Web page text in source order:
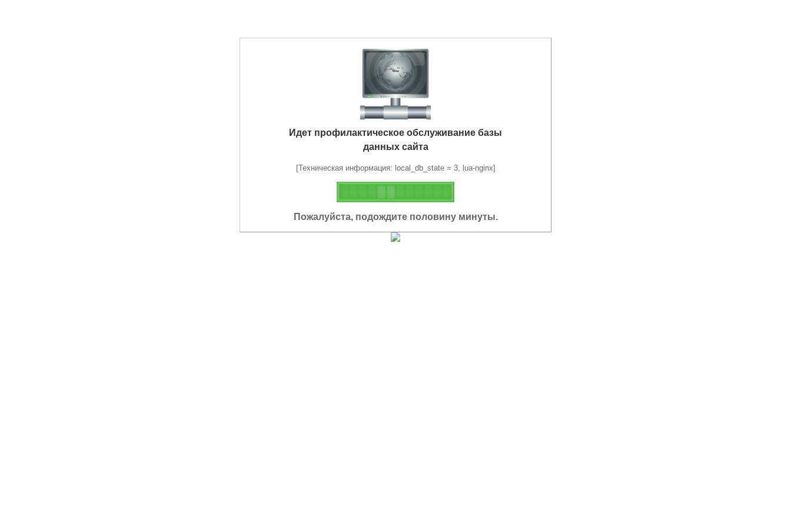
Идет профилактическое обслуживание базы
данных сайта
[Техническая информация: local_db_state = 3, lua-nginx]
Пожалуйста, подождите половину минуты.